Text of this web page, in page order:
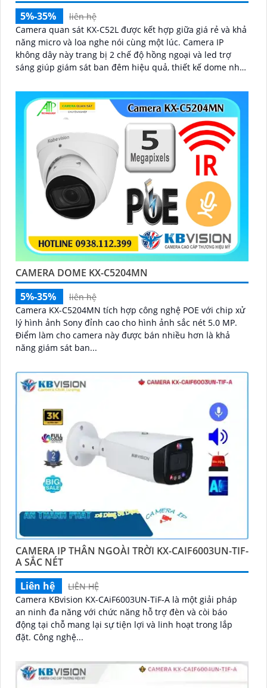
5%-35%
liên hệ
Camera quan sát KX-C52L được kết hợp giữa giá rẻ và khả
năng micro và loa nghe nói cùng một lúc. Camera IP
không dây này trang bị 2 chế độ hồng ngoại và led trợ
sáng giúp giám sát ban đêm hiệu quả, thiết kế dome nhỏ
CAMERA DOME KX-C5204MN
5%-35%
liên hệ
Camera KX-C5204MN tích hợp công nghệ POE với chip xử
lý hình ảnh Sony đỉnh cao cho hình ảnh sắc nét 5.0 MP.
Điểm làm cho camera này được bán nhiều hơn là khả
năng giám sát ban...
CAMERA IP THÂN NGOÀI TRỜI KX-CAIF6003UN-TIF-
A SẮC NÉT
Liên hệ
LIÊN HỆ
Camera KBvision KX-CAiF6003UN-TiF-A là một giải pháp
an ninh đa năng với chức năng hỗ trợ đèn và còi báo
động tại chỗ mang lại sự tiện lợi và linh hoạt trong lắp
đặt. Công nghệ...